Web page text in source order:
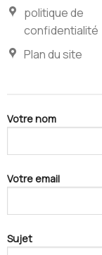
politique de
confidentialité
Plan du site
Votre nom
Votre email
Sujet